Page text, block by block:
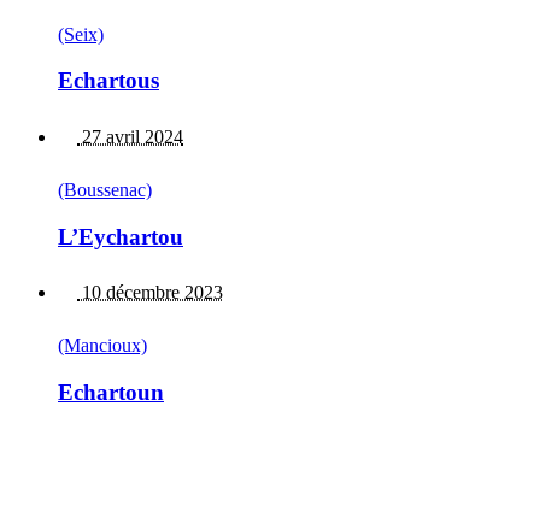
(Seix)
Echartous
27 avril 2024
(Boussenac)
L’Eychartou
10 décembre 2023
(Mancioux)
Echartoun